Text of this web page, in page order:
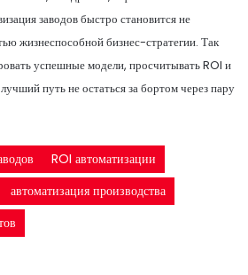
заводов быстро становится не
жизнеспособной бизнес-стратегии. Так
успешные модели, просчитывать ROI и
путь не остаться за бортом через пару
ROI автоматизации
автоматизация производства